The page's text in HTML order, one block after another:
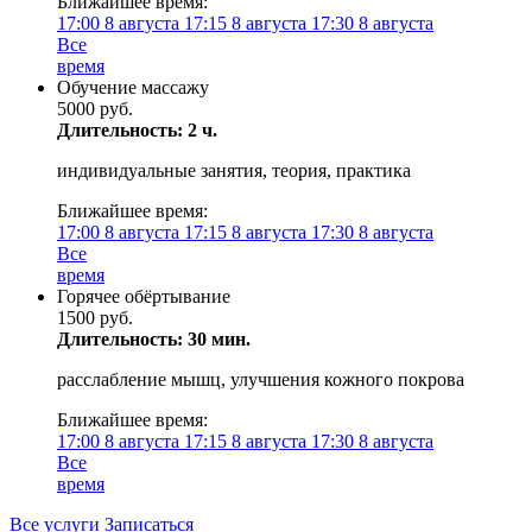
17:00 8 августа 17:15 8 августа 17:30 8 августа
Все
время
Обучение массажу
5000 руб.
Длительность: 2 ч.
индивидуальные занятия, теория, практика
Ближайшее время:
17:00 8 августа 17:15 8 августа 17:30 8 августа
Все
время
Горячее обёртывание
1500 руб.
Длительность: 30 мин.
расслабление мышц, улучшения кожного покрова
Ближайшее время:
17:00 8 августа 17:15 8 августа 17:30 8 августа
Все
время
Все услуги Записаться